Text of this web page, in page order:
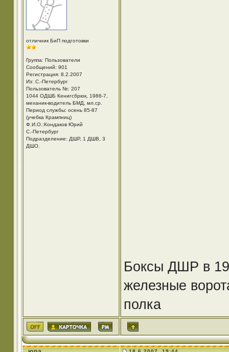
отличник БиП подготовки
Группа: Пользователи
Сообщений: 901
Регистрация: 8.2.2007
Из: С.-Петербург
Пользователь №: 207
1044 ОДШБ Кенигсбрюк, 1986-7,
механик-водитель БМД, мл.ср.
Период службы: осень 85-87
(учебка Крампниц)
Ф.И.О.:Кондаков Юрий
С.-Петербург
Подразделение: ДШР, 1 ДШВ, 3
ДШО.
Боксы ДШР в
железные
полка